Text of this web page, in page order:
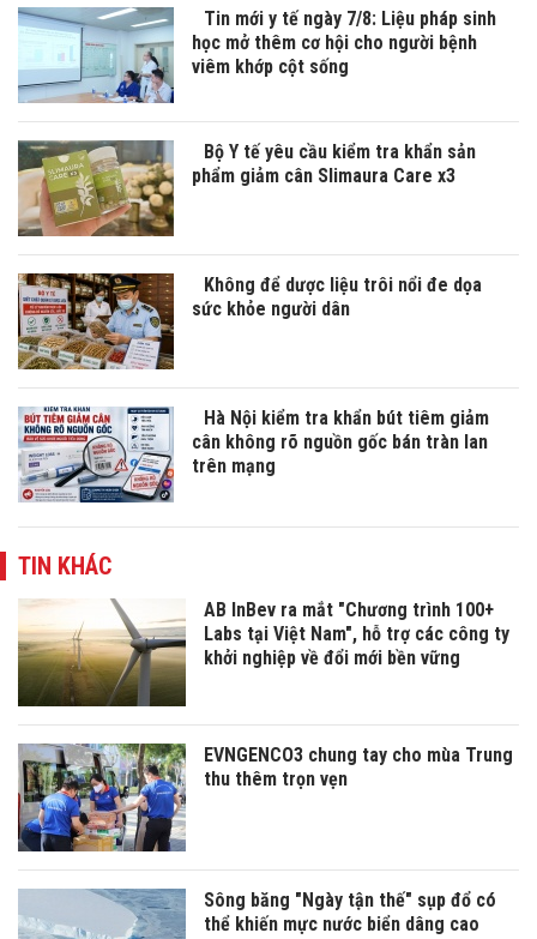
Tin mới y tế ngày 7/8: Liệu pháp sinh
học mở thêm cơ hội cho người bệnh
viêm khớp cột sống
Bộ Y tế yêu cầu kiểm tra khẩn sản
phẩm giảm cân Slimaura Care x3
Không để dược liệu trôi nổi đe dọa
sức khỏe người dân
Hà Nội kiểm tra khẩn bút tiêm giảm
cân không rõ nguồn gốc bán tràn lan
trên mạng
TIN KHÁC
AB InBev ra mắt "Chương trình 100+
Labs tại Việt Nam", hỗ trợ các công ty
khởi nghiệp về đổi mới bền vững
EVNGENCO3 chung tay cho mùa Trung
thu thêm trọn vẹn
Sông băng "Ngày tận thế" sụp đổ có
thể khiến mực nước biển dâng cao